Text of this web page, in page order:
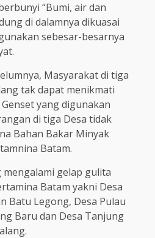
“Bumi, air dan
di dalamnya dikuasai
sebesar-besarnya
Masyarakat di tiga
tak dapat menikmati
yang digunakan
di tiga Desa tidak
Bahan Bakar Minyak
Batam.
mengalami gelap gulita
Batam yakni Desa
Batu Legong, Desa Pulau
Baru dan Desa Tanjung